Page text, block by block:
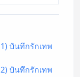
บันทึกรักเทพ
บันทึกรักเทพ